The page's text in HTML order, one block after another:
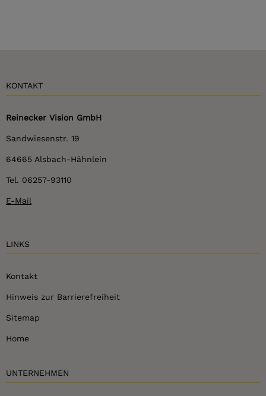
KONTAKT
Reinecker Vision GmbH
Sandwiesenstr. 19
64665 Alsbach-Hähnlein
Tel. 06257-93110
E-Mail
LINKS
Kontakt
Hinweis zur Barrierefreiheit
Sitemap
Home
UNTERNEHMEN